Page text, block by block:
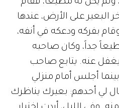
ولم يكن له مطيعاً، فقام
البعير على الأرض، عندها
بفركه ودعكه في أنفه،
جداً، وكان صاحبه
عنه. يتابع صاحب
أجلس أمام منزلي
لي أحدهم: بعيرك يناظرك